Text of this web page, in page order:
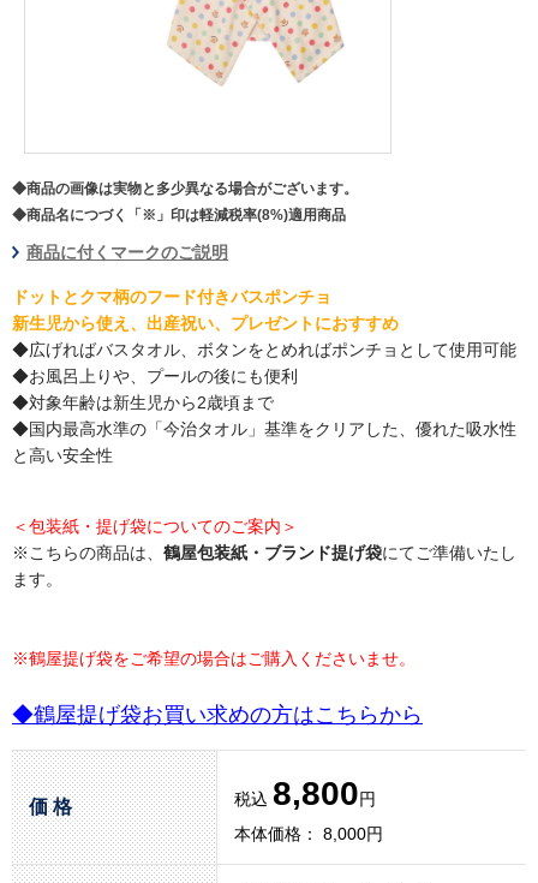
◆商品の画像は実物と多少異なる場合がございます。
◆商品名につづく「※」印は軽減税率(8%)適用商品
商品に付くマークのご説明
ドットとクマ柄のフード付きバスポンチョ
新生児から使え、出産祝い、プレゼントにおすすめ
◆広げればバスタオル、ボタンをとめればポンチョとして使用可能
◆お風呂上りや、プールの後にも便利
◆対象年齢は新生児から2歳頃まで
◆国内最高水準の「今治タオル」基準をクリアした、優れた吸水性
と高い安全性
＜包装紙・提げ袋についてのご案内＞
※こちらの商品は、 鶴屋包装紙・ブランド提げ袋にてご準備いたし
ます。
※鶴屋提げ袋をご希望の場合はご購入くださいませ。
◆鶴屋提げ袋お買い求めの方はこちらから
価 格 税込 8,800円
本体価格： 8,000円